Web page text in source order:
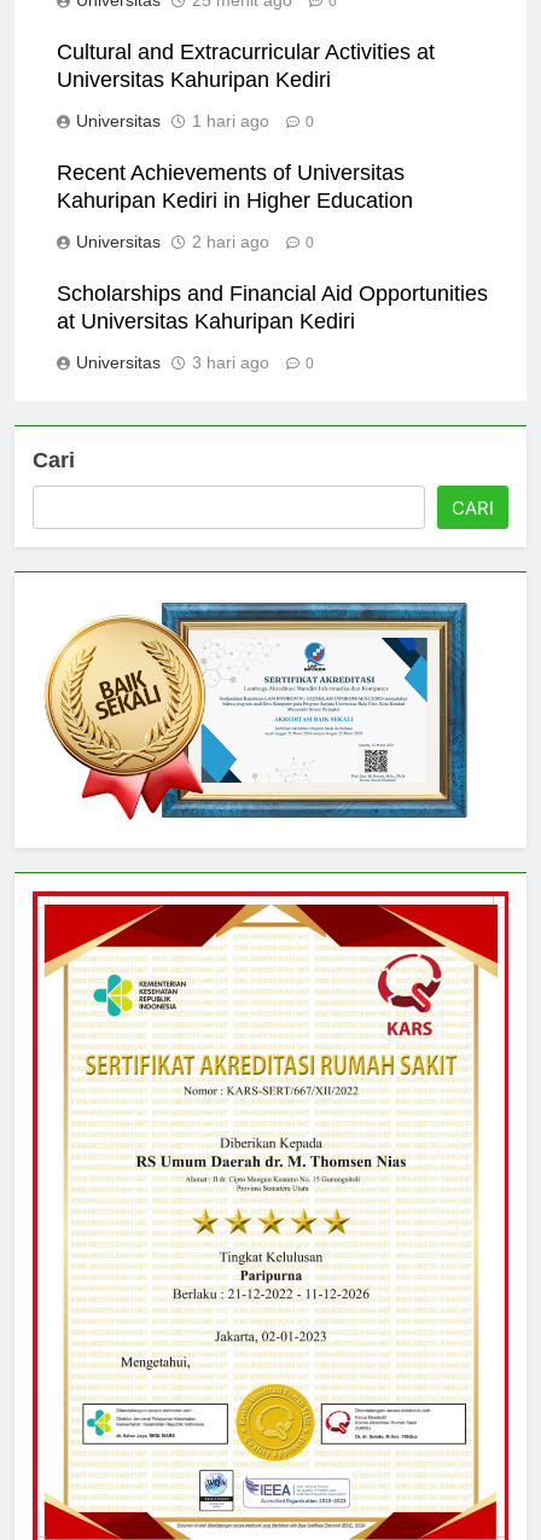
Cultural and Extracurricular Activities at
Universitas Kahuripan Kediri
Universitas 1 hari ago 0
Recent Achievements of Universitas
Kahuripan Kediri in Higher Education
Universitas 2 hari ago 0
Scholarships and Financial Aid Opportunities
at Universitas Kahuripan Kediri
Universitas 3 hari ago 0
Cari
CARI